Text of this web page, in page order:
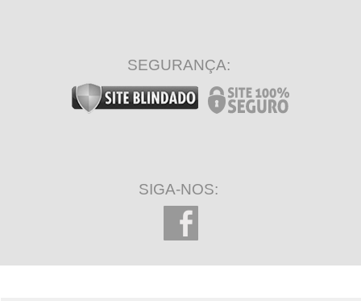
SEGURANÇA:
SIGA-NOS: